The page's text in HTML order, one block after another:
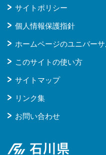
サイトポリシー
個人情報保護指針
ホームページのユニバー
このサイトの使い方
サイトマップ
リンク集
お問い合わせ
石川県